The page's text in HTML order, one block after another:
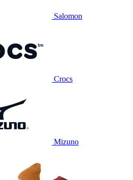
Salomon
Crocs
Mizuno